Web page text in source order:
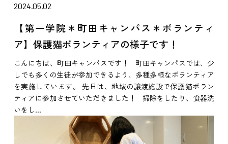
2024.05.02
【第一学院＊町田キャンパス＊ボランティ
ア】保護猫ボランティアの様子です！
こんにちは、町田キャンパスです！ 町田キャンパスでは、少
しでも多くの生徒が参加できるよう、多種多様なボランティア
を実施しています。 先日は、地域の譲渡施設で保護猫ボラン
ティアに参加させていただきました！ 掃除をしたり、食器洗
いをし...